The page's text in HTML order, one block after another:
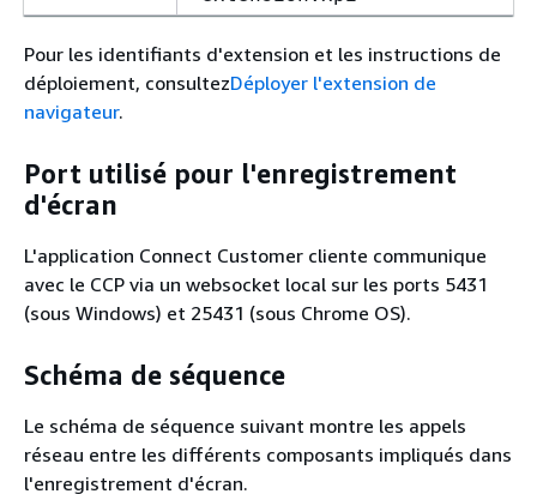
Pour les identifiants d'extension et les instructions de
déploiement, consultezDéployer l'extension de
navigateur.
Port utilisé pour l'enregistrement
d'écran
L'application Connect Customer cliente communique
avec le CCP via un websocket local sur les ports 5431
(sous Windows) et 25431 (sous Chrome OS).
Schéma de séquence
Le schéma de séquence suivant montre les appels
réseau entre les différents composants impliqués dans
l'enregistrement d'écran.